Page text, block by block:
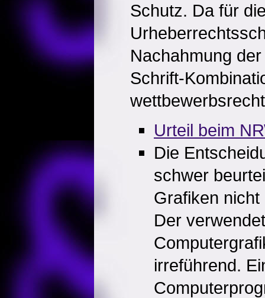
Schutz. Da für
Nachahmung
Schrift-
Urteil beim
Die
schwer
Grafiken
Der
irreführend.